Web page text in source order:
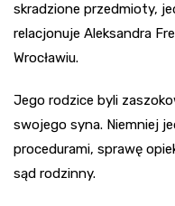
skradzione przedmioty,
relacjonuje Aleksandra
Wrocławiu.
Jego rodzice byli
swojego syna. Niemniej
procedurami, sprawę
sąd rodzinny.